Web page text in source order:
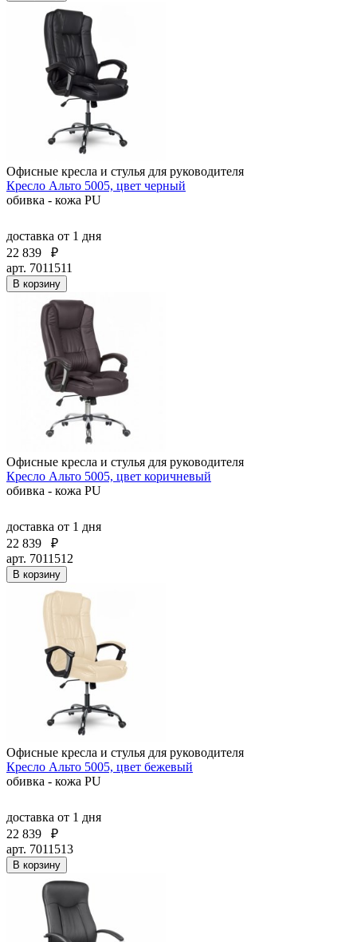
Офисные кресла и стулья для руководителя
Кресло Альто 5005, цвет черный
обивка - кожа PU
доставка от 1 дня
22 839
₽
арт. 7011511
В корзину
Офисные кресла и стулья для руководителя
Кресло Альто 5005, цвет коричневый
обивка - кожа PU
доставка от 1 дня
22 839
₽
арт. 7011512
В корзину
Офисные кресла и стулья для руководителя
Кресло Альто 5005, цвет бежевый
обивка - кожа PU
доставка от 1 дня
22 839
₽
арт. 7011513
В корзину